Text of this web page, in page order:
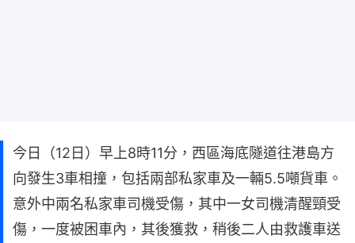
今日（12日）早上8時11分，西區海底隧道往港島方
向發生3車相撞，包括兩部私家車及一輛5.5噸貨車。
意外中兩名私家車司機受傷，其中一女司機清醒頸受
傷，一度被困車內，其後獲救，稍後二人由救護車送